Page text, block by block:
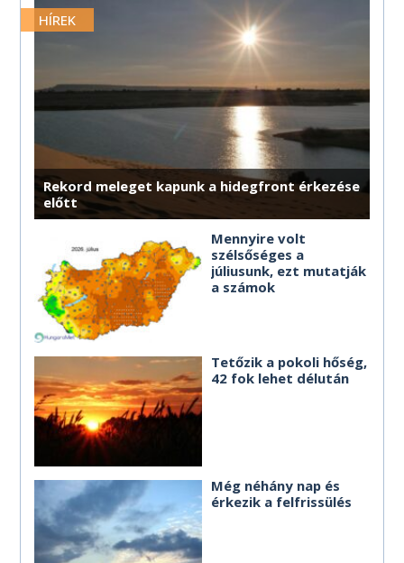
merre érdemes haladnod.
MÉG TÖBB HOROSZKÓP
MÉG TÖBB HOROSZKÓP
MÉG TÖBB HOROSZKÓP
MÉG TÖBB HOROSZKÓP
MÉG TÖBB HOROSZKÓP
MÉG TÖBB HOROSZKÓP
MÉG TÖBB HOROSZKÓP
MÉG TÖBB HOROSZKÓP
MÉG TÖBB HOROSZKÓP
MÉG TÖBB HOROSZKÓP
HÍREK
Rekord meleget kapunk a hidegfront érkezése
előtt
Mennyire volt
szélsőséges a
júliusunk, ezt mutatják
a számok
Tetőzik a pokoli hőség,
42 fok lehet délután
Még néhány nap és
érkezik a felfrissülés